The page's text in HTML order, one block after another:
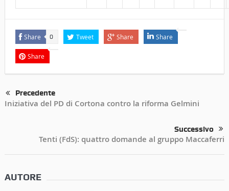
Share 0 Tweet Share Share
Share
Precedente
Iniziativa del PD di Cortona contro la riforma Gelmini
Successivo
Tenti (FdS): quattro domande al gruppo Maccaferri
AUTORE